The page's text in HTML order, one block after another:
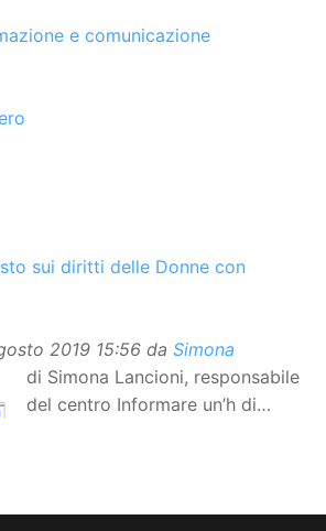
e comunicazione
sui diritti delle Donne con
2019 15:56 da Simona
di Simona Lancioni, responsabile
del centro Informare un’h di
(CAA) del “Secondo Manifesto